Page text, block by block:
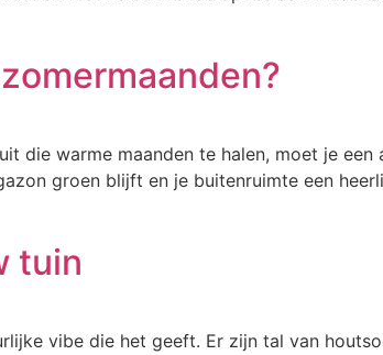
die warme maanden te halen, moet je een
groen blijft en je buitenruimte een
tuin
vibe die het geeft. Er zijn tal van